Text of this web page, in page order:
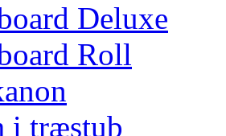
Deluxe
Roll
i træstub